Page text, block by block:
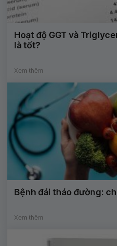
Hoạt độ GGT và
là tốt?
Xem thêm
Bệnh đái tháo đường:
Xem thêm